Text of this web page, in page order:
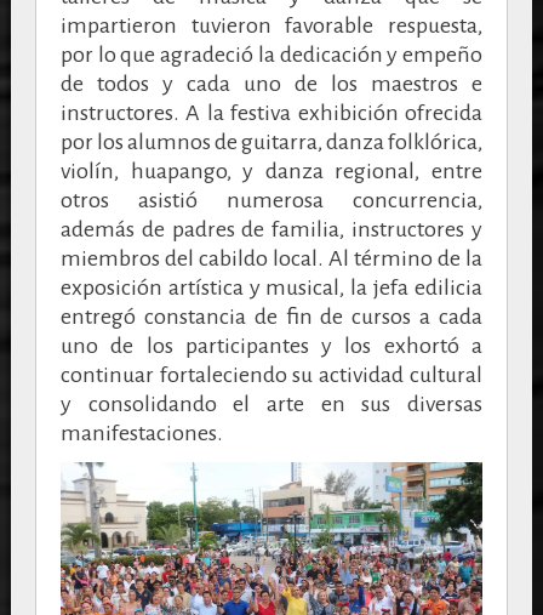
impartieron tuvieron favorable respuesta,
por lo que agradeció la dedicación y empeño
de todos y cada uno de los maestros e
instructores. A la festiva exhibición ofrecida
por los alumnos de guitarra, danza folklórica,
violín, huapango, y danza regional, entre
otros asistió numerosa concurrencia,
además de padres de familia, instructores y
miembros del cabildo local. Al término de la
exposición artística y musical, la jefa edilicia
entregó constancia de fin de cursos a cada
uno de los participantes y los exhortó a
continuar fortaleciendo su actividad cultural
y consolidando el arte en sus diversas
manifestaciones.